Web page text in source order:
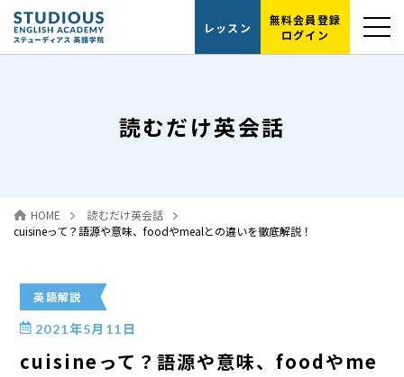
レッスンの流れ
読むだけ英会話
レッスン
無料会員登録
ログイン
読むだけ英会話
HOME
読むだけ英会話
cuisineって？語源や意味、foodやmealとの違いを徹底解説！
英語解説
2021年5月11日
cuisineって？語源や意味、foodやme